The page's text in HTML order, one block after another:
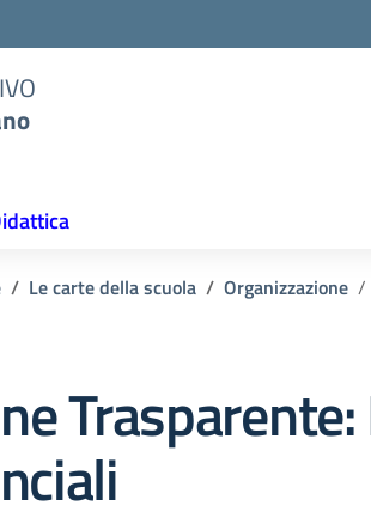
Le carte della scuola Organizzazione
Trasparente: